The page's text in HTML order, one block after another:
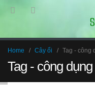
Home Cây ổi Tag - công
Tag - công